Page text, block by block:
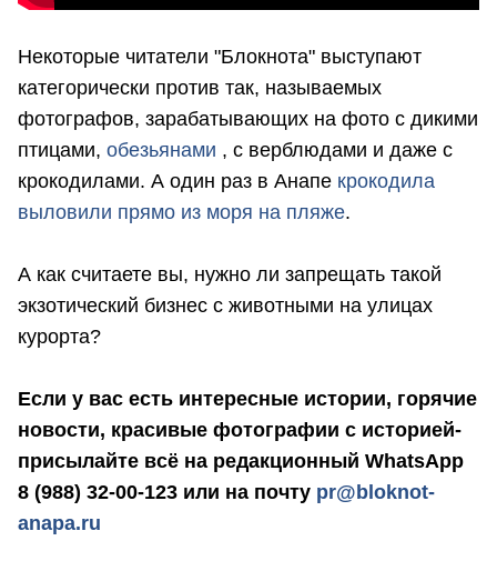
Некоторые читатели "Блокнота" выступают
категорически против так, называемых
фотографов, зарабатывающих на фото с дикими
птицами, обезьянами , с верблюдами и даже с
крокодилами. А один раз в Анапе крокодила
выловили прямо из моря на пляже.
А как считаете вы, нужно ли запрещать такой
экзотический бизнес с животными на улицах
курорта?
Если у вас есть интересные истории, горячие
новости, красивые фотографии с историей-
присылайте всё на редакционный WhatsApp
8 (988) 32-00-123 или на почту pr@bloknot-
anapa.ru